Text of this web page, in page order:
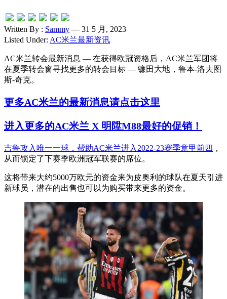
Written By : Sammy — 31 5 月, 2023
Listed Under: AC米兰最新资讯
AC米兰转会最新消息 — 在获得欧冠资格后，AC米兰军团将
在夏季转会窗寻找更多的转会目标 — 镰田大地，鲁本-洛夫图
斯-奇克。
更多AC米兰的最新消息请点击这里
进入更多的AC米兰 X 明陞M88最好的促销！
吉鲁攻入唯一一球，帮助AC米兰进入2022-23赛季意甲前四 ，
从而锁定了下赛季欧洲冠军联赛的席位。
这将带来大约5000万欧元的资金来为皮奥利的球队在夏天引进
新球员，潜在的出售也可以为购买带来更多的资金。